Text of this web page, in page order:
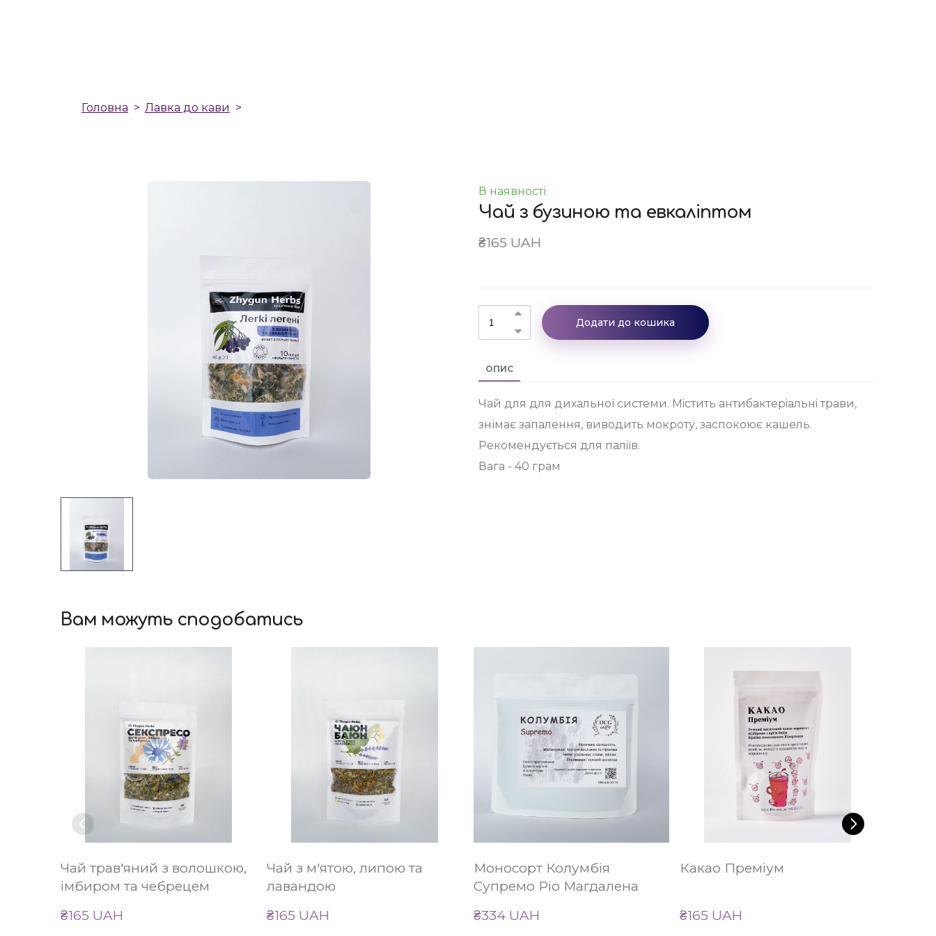
Головна Лавка до кави
В наявності
Чай з бузиною та евкаліптом
₴165 UAH
Додати до кошика
ОПИС
Чай для для дихальної системи. Мiстить антибактерiальнi трави,
знімає запалення, виводить мокроту, заспокоює кашель.
Рекомендується для палiїв.
Вага - 40 грам
Вам можуть сподобатись
Чай трав'яний з волошкою,
імбиром та чебрецем
₴165 UAH
Чай з м'ятою, липою та
лавандою
₴165 UAH
Моносорт Колумбія
Супремо Ріо Магдалена
₴334 UAH
Какао Преміум
₴165 UAH